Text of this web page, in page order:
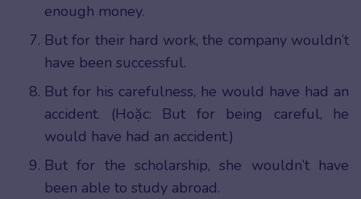
enough money.
But for their hard work, the company wouldn’t
have been successful.
But for his carefulness, he would have had an
accident. (Hoặc: But for being careful, he
would have had an accident.)
But for the scholarship, she wouldn’t have
been able to study abroad.